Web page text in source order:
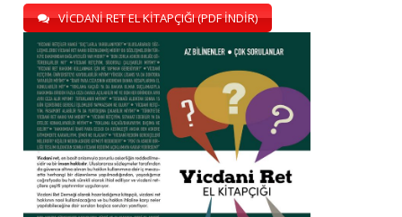
VİCDANİ RET EL KİTAPÇIĞI (PDF İNDİR)